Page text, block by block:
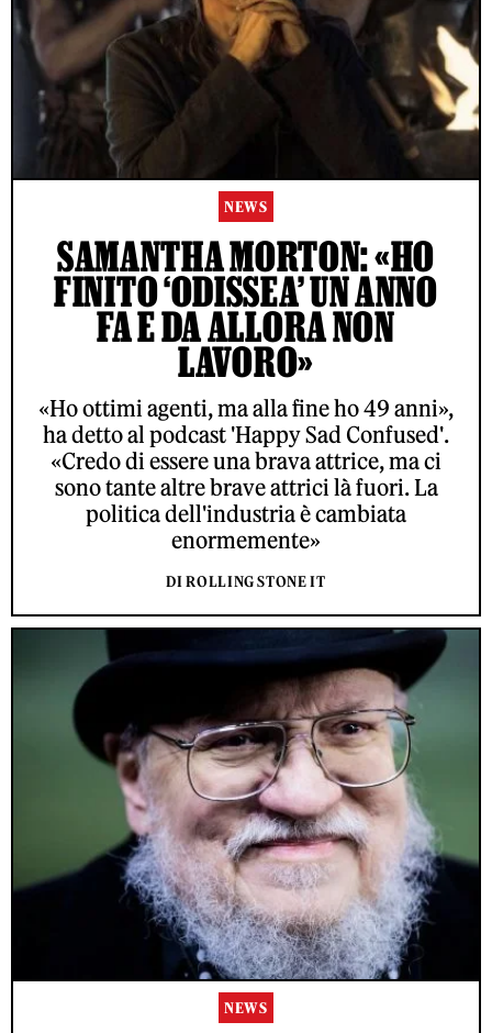
NEWS
SAMANTHA MORTON: «HO
FINITO ‘ODISSEA’ UN ANNO
FA E DA ALLORA NON
LAVORO»
«Ho ottimi agenti, ma alla fine ho 49 anni»,
ha detto al podcast 'Happy Sad Confused'.
«Credo di essere una brava attrice, ma ci
sono tante altre brave attrici là fuori. La
politica dell'industria è cambiata
enormemente»
DI ROLLING STONE IT
NEWS